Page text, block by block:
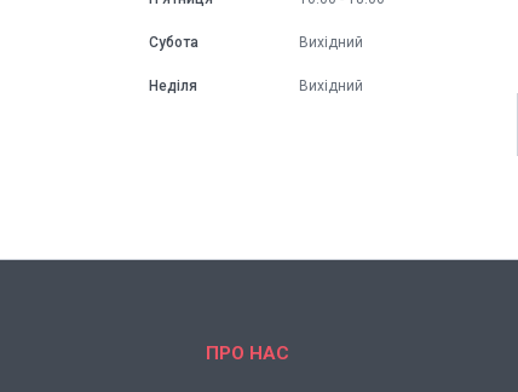
Субота Вихідний
Неділя Вихідний
ПРО НАС